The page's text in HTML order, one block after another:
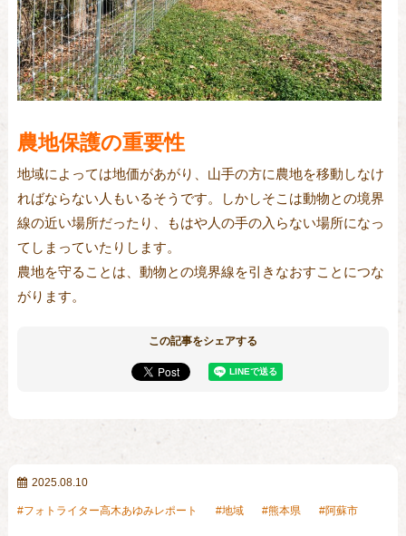
農地保護の重要性
地域によっては地価があがり、山手の方に農地を移動しなけ
ればならない人もいるそうです。しかしそこは動物との境界
線の近い場所だったり、もはや人の手の入らない場所になっ
てしまっていたりします。
農地を守ることは、動物との境界線を引きなおすことにつな
がります。
この記事をシェアする
2025.08.10
フォトライター高木あゆみレポート 地域 熊本県 阿蘇市